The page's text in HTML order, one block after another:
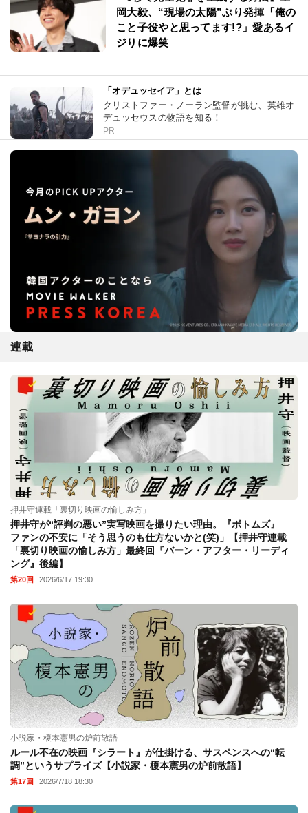
岡大毅、“現場の太陽”ぶり発揮「俺の
こと子役やと思ってます!?」愛あるイ
ジりに爆笑
「オデュッセイア」とは
クリストファー・ノーラン監督が挑む、英雄オ
デュッセウスの物語を知る！
PR
連載
押井守連載「裏切り映画の愉しみ方」
押井守が“評判の悪い”実写映画を撮りたい理由。『ボトムズ』
ファンの不安に「そう思うのも仕方ないかと(笑)」【押井守連載
「裏切り映画の愉しみ方」最終回『バーン・アフター・リーディ
ング』後編】
第20回 2026/6/17 19:30
小説家・榎本憲男の炉前散語
ルール不在の映画『シラート』が仕掛ける、サスペンスへの“転
調”というサプライズ【小説家・榎本憲男の炉前散語】
第17回 2026/7/18 18:30